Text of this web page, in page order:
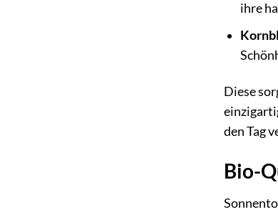
ihre
Diese
den Tag
Bio-